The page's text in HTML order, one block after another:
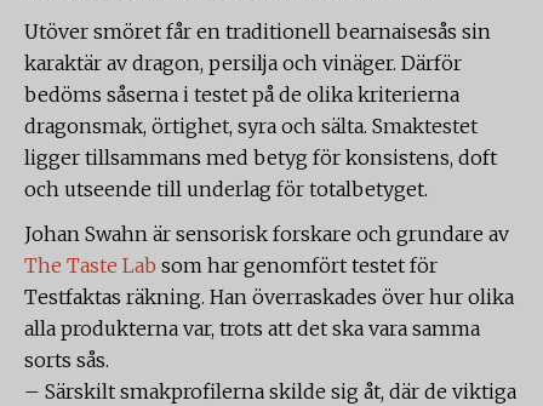
Utöver smöret får en traditionell bearnaisesås sin
karaktär av dragon, persilja och vinäger. Därför
bedöms såserna i testet på de olika kriterierna
dragonsmak, örtighet, syra och sälta. Smaktestet
ligger tillsammans med betyg för konsistens, doft
och utseende till underlag för totalbetyget.
Johan Swahn är sensorisk forskare och grundare av
The Taste Lab som har genomfört testet för
Testfaktas räkning. Han överraskades över hur olika
alla produkterna var, trots att det ska vara samma
sorts sås.
– Särskilt smakprofilerna skilde sig åt, där de viktiga